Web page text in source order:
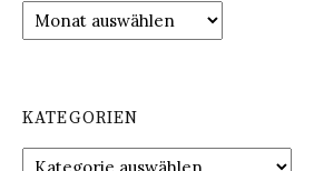
Archiv
KATEGORIEN
Kategorien